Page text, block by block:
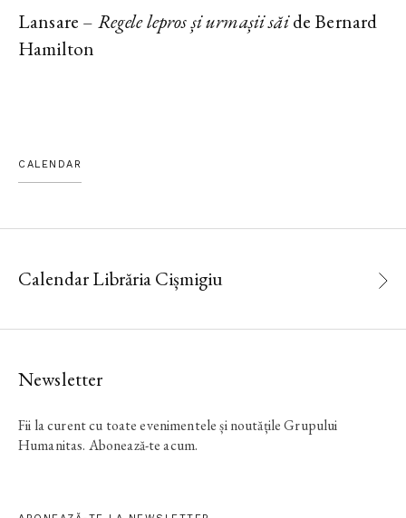
Lansare – Regele lepros și urmașii săide Bernard
Hamilton
CALENDAR
Calendar Librăria Cișmigiu
Newsletter
Fii la curent cu toate evenimentele și noutățile Grupului
Humanitas. Abonează-te acum.